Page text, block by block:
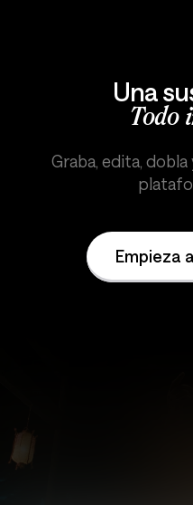
Una
Todo
Graba, edita,
Empieza